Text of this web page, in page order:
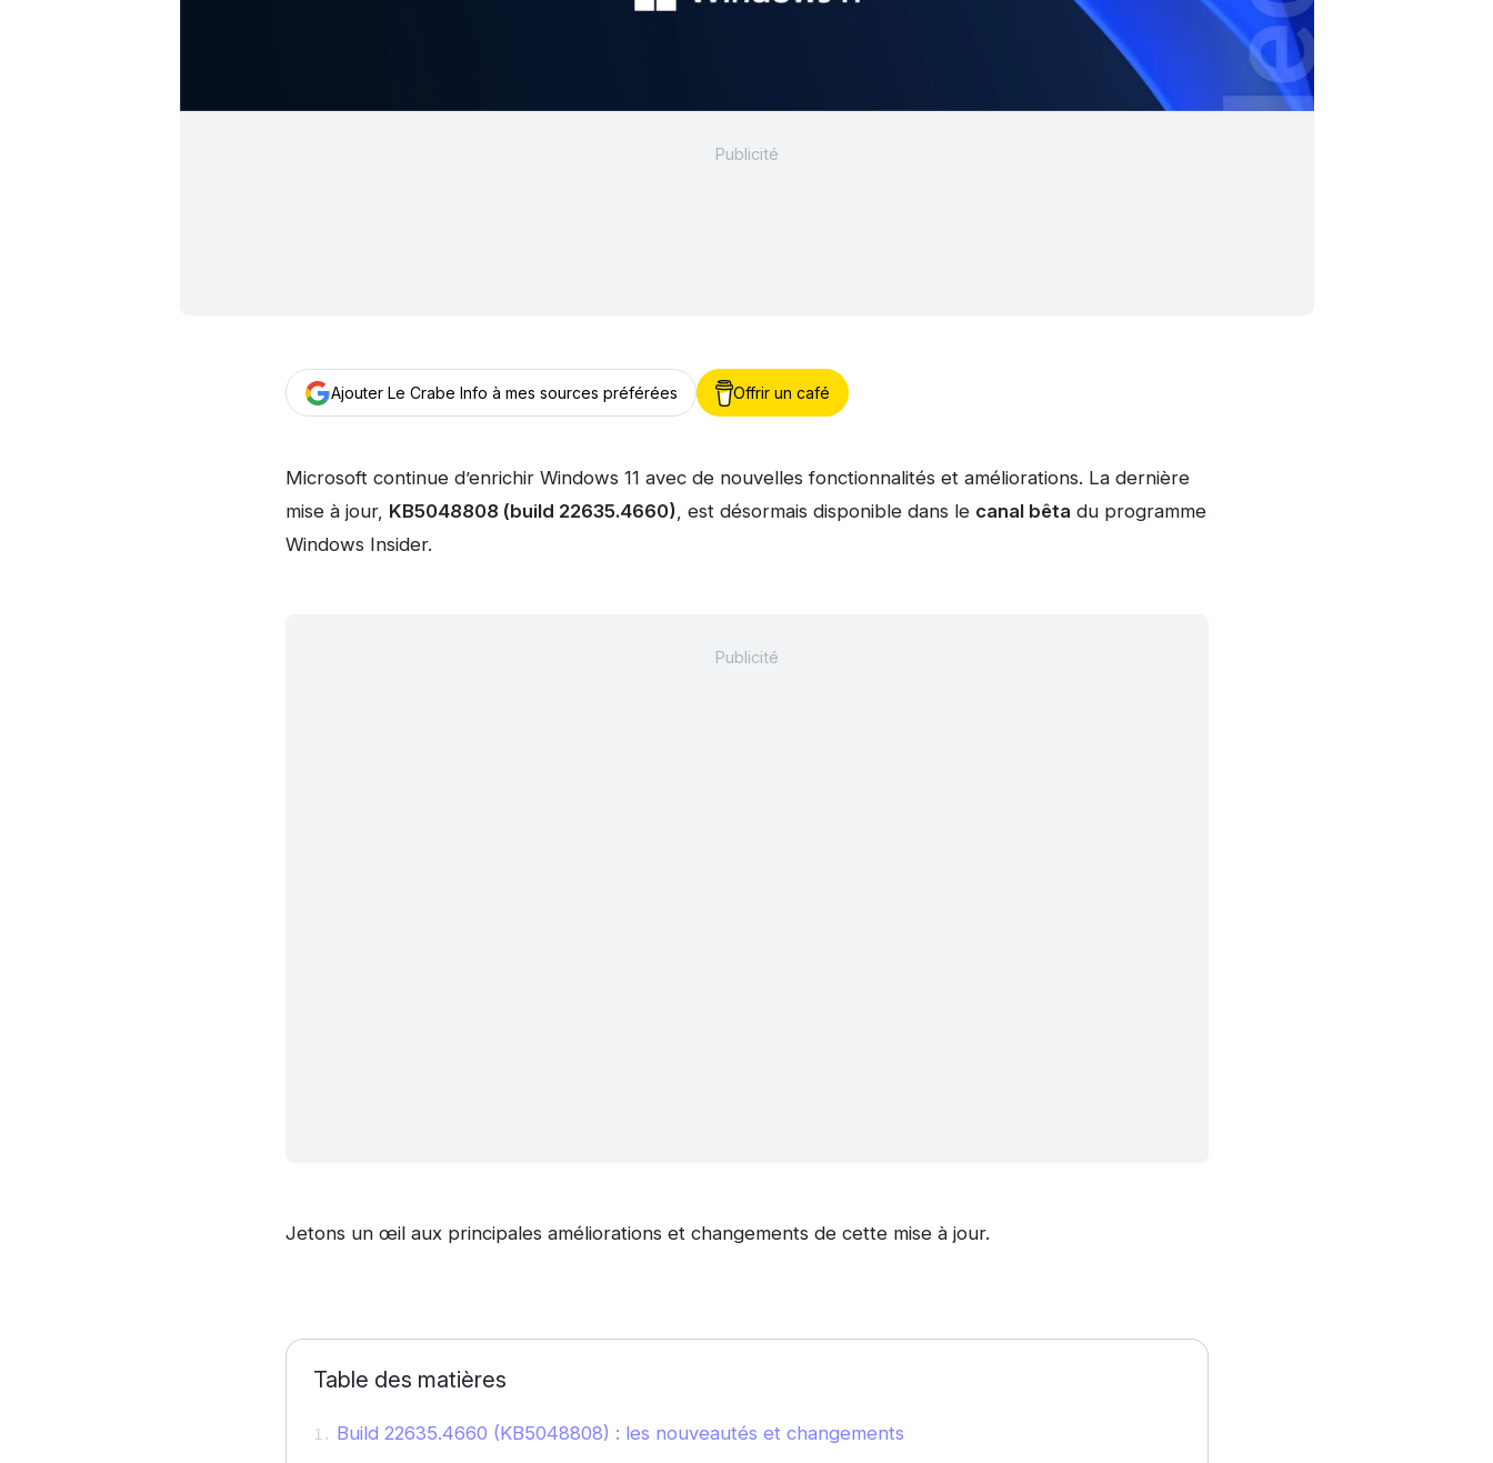
Ajouter Le Crabe Info à mes sources préférées Offrir un café
Microsoft continue d’enrichir Windows 11 avec de nouvelles fonctionnalités et améliorations. La dernière
mise à jour, KB5048808 (build 22635.4660), est désormais disponible dans le canal bêta du programme
Windows Insider.
Jetons un œil aux principales améliorations et changements de cette mise à jour.
Table des matières
Build 22635.4660 (KB5048808) : les nouveautés et changements